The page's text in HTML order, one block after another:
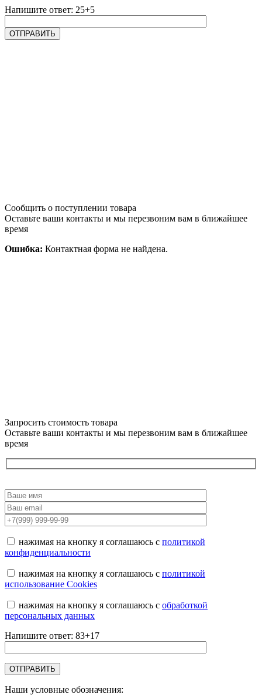
Напишите ответ: 25+5
Сообщить о поступлении товара
Оставьте ваши контакты и мы перезвоним вам в ближайшее
время
Ошибка: Контактная форма не найдена.
Запросить стоимость товара
Оставьте ваши контакты и мы перезвоним вам в ближайшее
время
нажимая на кнопку я соглашаюсь с политикой
конфиденциальности
нажимая на кнопку я соглашаюсь с политикой
использование Cookies
нажимая на кнопку я соглашаюсь с обработкой
персональных данных
Напишите ответ: 83+17
Наши условные обозначения: